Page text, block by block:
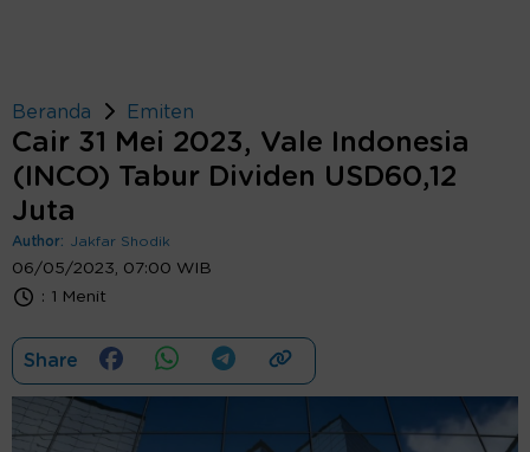
Beranda Emiten
Cair 31 Mei 2023, Vale Indonesia
(INCO) Tabur Dividen USD60,12
Juta
Author: Jakfar Shodik
06/05/2023, 07:00 WIB
: 1 Menit
Share